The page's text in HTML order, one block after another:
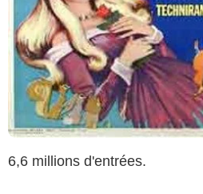
6,6 millions d'entrées.